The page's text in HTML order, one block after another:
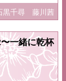
黒千尋 藤川茜
一緒に乾杯